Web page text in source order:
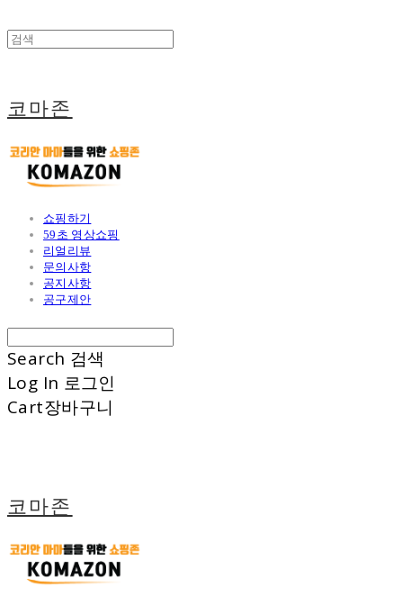
코마존
쇼핑하기
59초 영상쇼핑
리얼리뷰
문의사항
공지사항
공구제안
Search 검색
Log In 로그인
Cart장바구니
코마존